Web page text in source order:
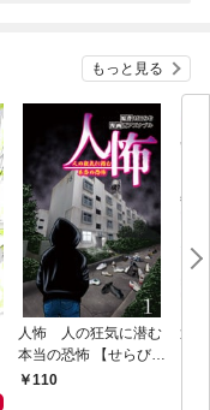
もっと見る
人怖 人の狂気に潜む
本当の恐怖 【せらびぃ
連載版】１
110
運